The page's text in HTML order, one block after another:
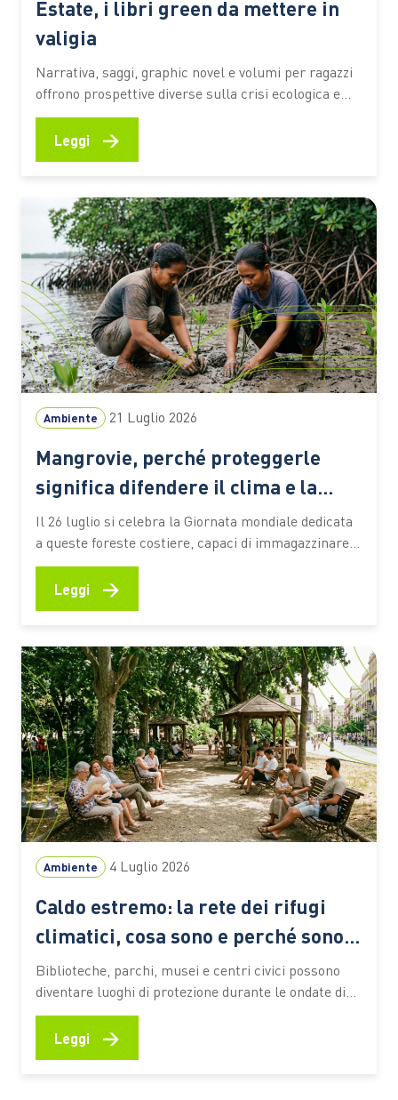
Estate, i libri green da mettere in
valigia
Narrativa, saggi, graphic novel e volumi per ragazzi
offrono prospettive diverse sulla crisi ecologica e
sul rapporto tra persone e ambiente. I titoli
premiati dal Premio Demetra 2026 diventano una
selezione utile per riflettere su clima, turismo,
chi mette in valigia un…
Leggi →
Ambiente 21 Luglio 2026
Mangrovie, perché proteggerle
significa difendere il clima e la
biodiversità
Il 26 luglio si celebra la Giornata mondiale dedicata
a queste foreste costiere, capaci di immagazzinare
CO2, attenuare gli effetti degli eventi estremi e
sostenere la vita e le economie di milioni di persone
Le mangrovie occupano una sottile fascia lungo le
territori…
Leggi →
Ambiente 4 Luglio 2026
Caldo estremo: la rete dei rifugi
climatici, cosa sono e perché sono
sempre più importanti
Biblioteche, parchi, musei e centri civici possono
diventare luoghi di protezione durante le ondate di
calore. Ecco come funzionano queste reti urbane,
quali benefici offrono alle persone più vulnerabili e
quali esperienze stanno prendendo forma anche in
Leggi →